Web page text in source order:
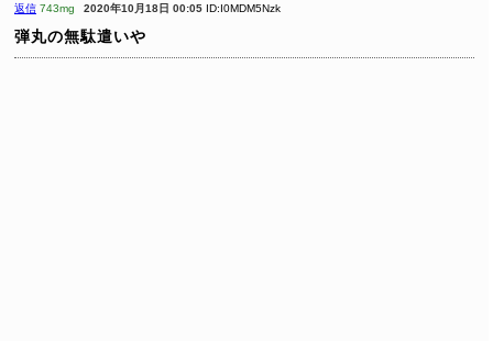
返信 743mg 2020年10月18日 00:05 ID:I0MDM5Nzk
弾丸の無駄遣いや